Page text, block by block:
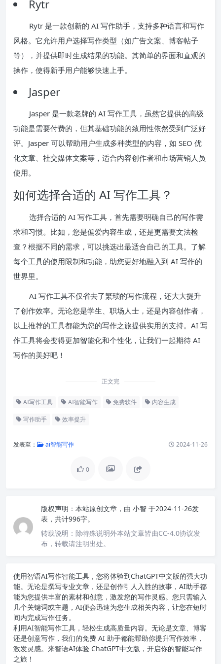
Rytr
Rytr 是一款创新的 AI 写作助手，支持多种语言和写作
风格。它允许用户选择写作类型（如广告文案、博客帖子
等），并提供即时生成结果的功能。其简单的界面和直观的
操作，使得新手用户能够快速上手。
Jasper
Jasper 是一款老牌的 AI 写作工具，虽然它提供的高级
功能是需要付费的，但其基础功能的致用性依然受到广泛好
评。Jasper 可以帮助用户生成多种类型的内容，如 SEO 优
化文章、社交媒体文案等，适合内容创作者和市场营销人员
使用。
如何选择合适的 AI 写作工具？
选择合适的 AI 写作工具，首先需要明确自己的写作需
求和习惯。比如，您是偏爱内容生成，还是更需要文法检
查？根据不同的需求，可以挑选出最适合自己的工具。了解
每个工具的使用限制和功能，助您更好地融入到 AI 写作的
世界里。
AI 写作工具不仅省去了繁琐的写作流程，还大大提升
了创作效率。无论您是学生、职场人士，还是内容创作者，
以上推荐的工具都能为您的写作之旅提供实用的支持。AI 写
作工具将会变得更加智能化和个性化，让我们一起期待 AI
写作的美好吧！
正文完
AI写作工具 AI智能写作 免费软件 内容生成
写作助手 效率提升
发表至： ai智能写作 2024-11-26
0
版权声明： 本站原创文章，由 小智 于2024-11-26发
表，共计996字。
转载说明： 除特殊说明外本站文章皆由CC-4.0协议发
布，转载请注明出处。
使用智语AI写作智能工具，您将体验到ChatGPT中文版的强大功
能。无论是撰写专业文章，还是创作引人入胜的故事，AI助手都
能为您提供丰富的素材和创意，激发您的写作灵感。您只需输入
几个关键词或主题，AI便会迅速为您生成相关内容，让您在短时
间内完成写作任务。
利用AI智能写作工具，轻松生成高质量内容。无论是文章、博客
还是创意写作，我们的免费 AI 助手都能帮助你提升写作效率，
激发灵感。来智语AI体验 ChatGPT中文版 ，开启你的智能写作
之旅！